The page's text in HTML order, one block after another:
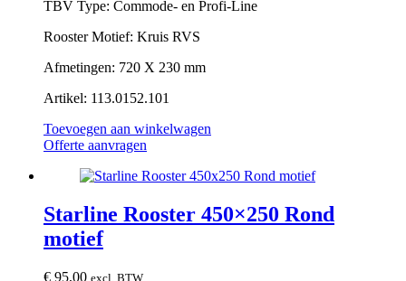
TBV Type: Commode- en Profi-Line
Rooster Motief: Kruis RVS
Afmetingen: 720 X 230 mm
Artikel: 113.0152.101
Toevoegen aan winkelwagen
Offerte aanvragen
Starline Rooster 450×250 Rond
motief
€ 95,00 excl. BTW